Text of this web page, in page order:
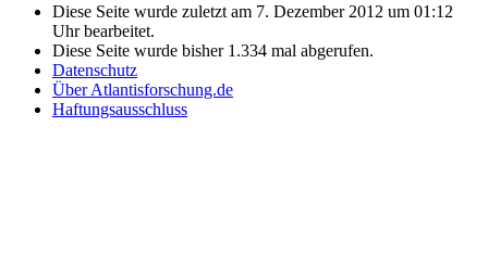
Diese Seite wurde zuletzt am 7. Dezember 2012 um 01:12
Uhr bearbeitet.
Diese Seite wurde bisher 1.334 mal abgerufen.
Datenschutz
Über Atlantisforschung.de
Haftungsausschluss